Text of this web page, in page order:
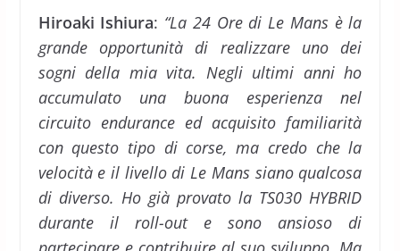
Hiroaki Ishiura: “La 24 Ore di Le Mans è la
grande opportunità di realizzare uno dei
sogni della mia vita. Negli ultimi anni ho
accumulato una buona esperienza nel
circuito endurance ed acquisito familiarità
con questo tipo di corse, ma credo che la
velocità e il livello di Le Mans siano qualcosa
di diverso. Ho già provato la TS030 HYBRID
durante il roll-out e sono ansioso di